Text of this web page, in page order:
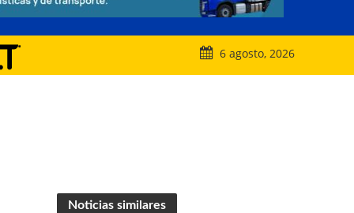
6 agosto, 2026
Noticias similares